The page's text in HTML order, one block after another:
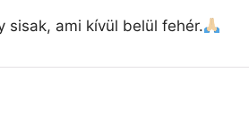
sisak, ami kívül belül fehér.